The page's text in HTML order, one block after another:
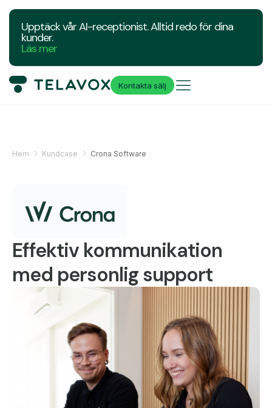
Upptäck vår AI-receptionist. Alltid redo för dina
kunder.
Läs mer
Kontakta sälj
Hem Kundcase Crona Software
Effektiv kommunikation
med personlig support